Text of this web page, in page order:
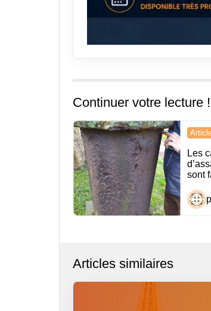
Continuer votre lecture !
Navigation
de
l’article
Les
sont
Articles similaires